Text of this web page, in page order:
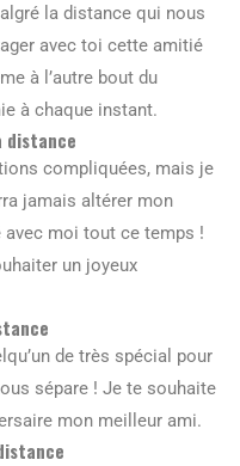
la distance qui nous
avec toi cette amitié
à l’autre bout du
à chaque instant.
distance
compliquées, mais je
jamais altérer mon
avec moi tout ce temps !
un joyeux
de très spécial pour
sépare ! Je te souhaite
mon meilleur ami.